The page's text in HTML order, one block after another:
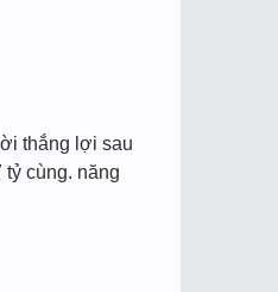
thắng lợi sau
cùng. năng